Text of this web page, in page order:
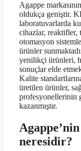
Agappe
oldukça geniştir.
laboratuvarlarda
cihazlar, reaktifler,
otomasyon
ürünler
yenilikçi ürünleri,
sonuçlar elde
Kalite
üretilen ürünler,
profesyonellerinin
kazanmıştır.
neresidir?